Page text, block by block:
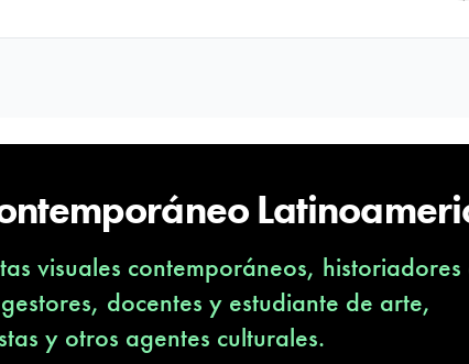
visuales contemporáneos, historiadores
docentes y estudiante de arte,
y otros agentes culturales.